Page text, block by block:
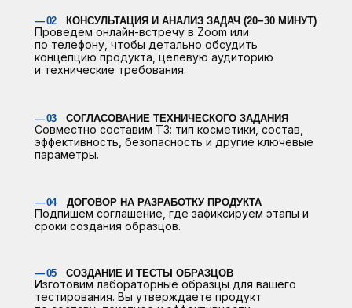
— 05 СОЗДАНИЕ И ТЕСТЫ ОБРАЗЦОВ
Изготовим лабораторные образцы для вашего
тестирования. Вы утверждаете продукт
— 04 ДОГОВОР НА РАЗРАБОТКУ ПРОДУКТА
Подпишем соглашение, где зафиксируем этапы и
сроки создания образцов.
— 03 СОГЛАСОВАНИЕ ТЕХНИЧЕСКОГО ЗАДАНИЯ
Совместно составим ТЗ: тип косметики, состав,
эффективность, безопасность и другие ключевые
параметры.
— 02 КОНСУЛЬТАЦИЯ И АНАЛИЗ ЗАДАЧ (20−30 МИНУТ)
Проведем онлайн-встречу в Zoom или
по телефону, чтобы детально обсудить
концепцию продукта, целевую аудиторию
и технические требования.